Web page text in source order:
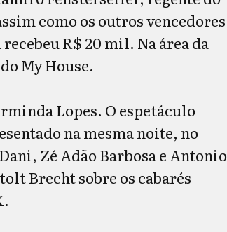
como os outros vencedores
R$ 20 mil. Na área da
My House.
Lopes. O espetáculo
na mesma noite, no
Zé Adão Barbosa e Antonio
Brecht sobre os cabarés